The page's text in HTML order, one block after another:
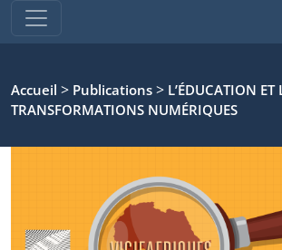
Accueil > Publications > L’ÉDUCATION ET
TRANSFORMATIONS NUMÉRIQUES